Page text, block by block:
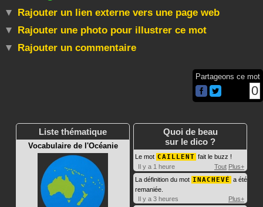
Rajouter un lien externe vers une page web
Rajouter une photo pour illustrer ce mot
Rajouter un commentaire
Partageons ce mot
0
Liste thématique
Vocabulaire de l'Océanie
Quoi de beau
sur le dico ?
Le mot CAILLENT fait le buzz !
Il y a 1 heure
Tout Plus+
La définition du mot INACHEVÉ a été
remaniée.
Il y a 3 heures
Plus+